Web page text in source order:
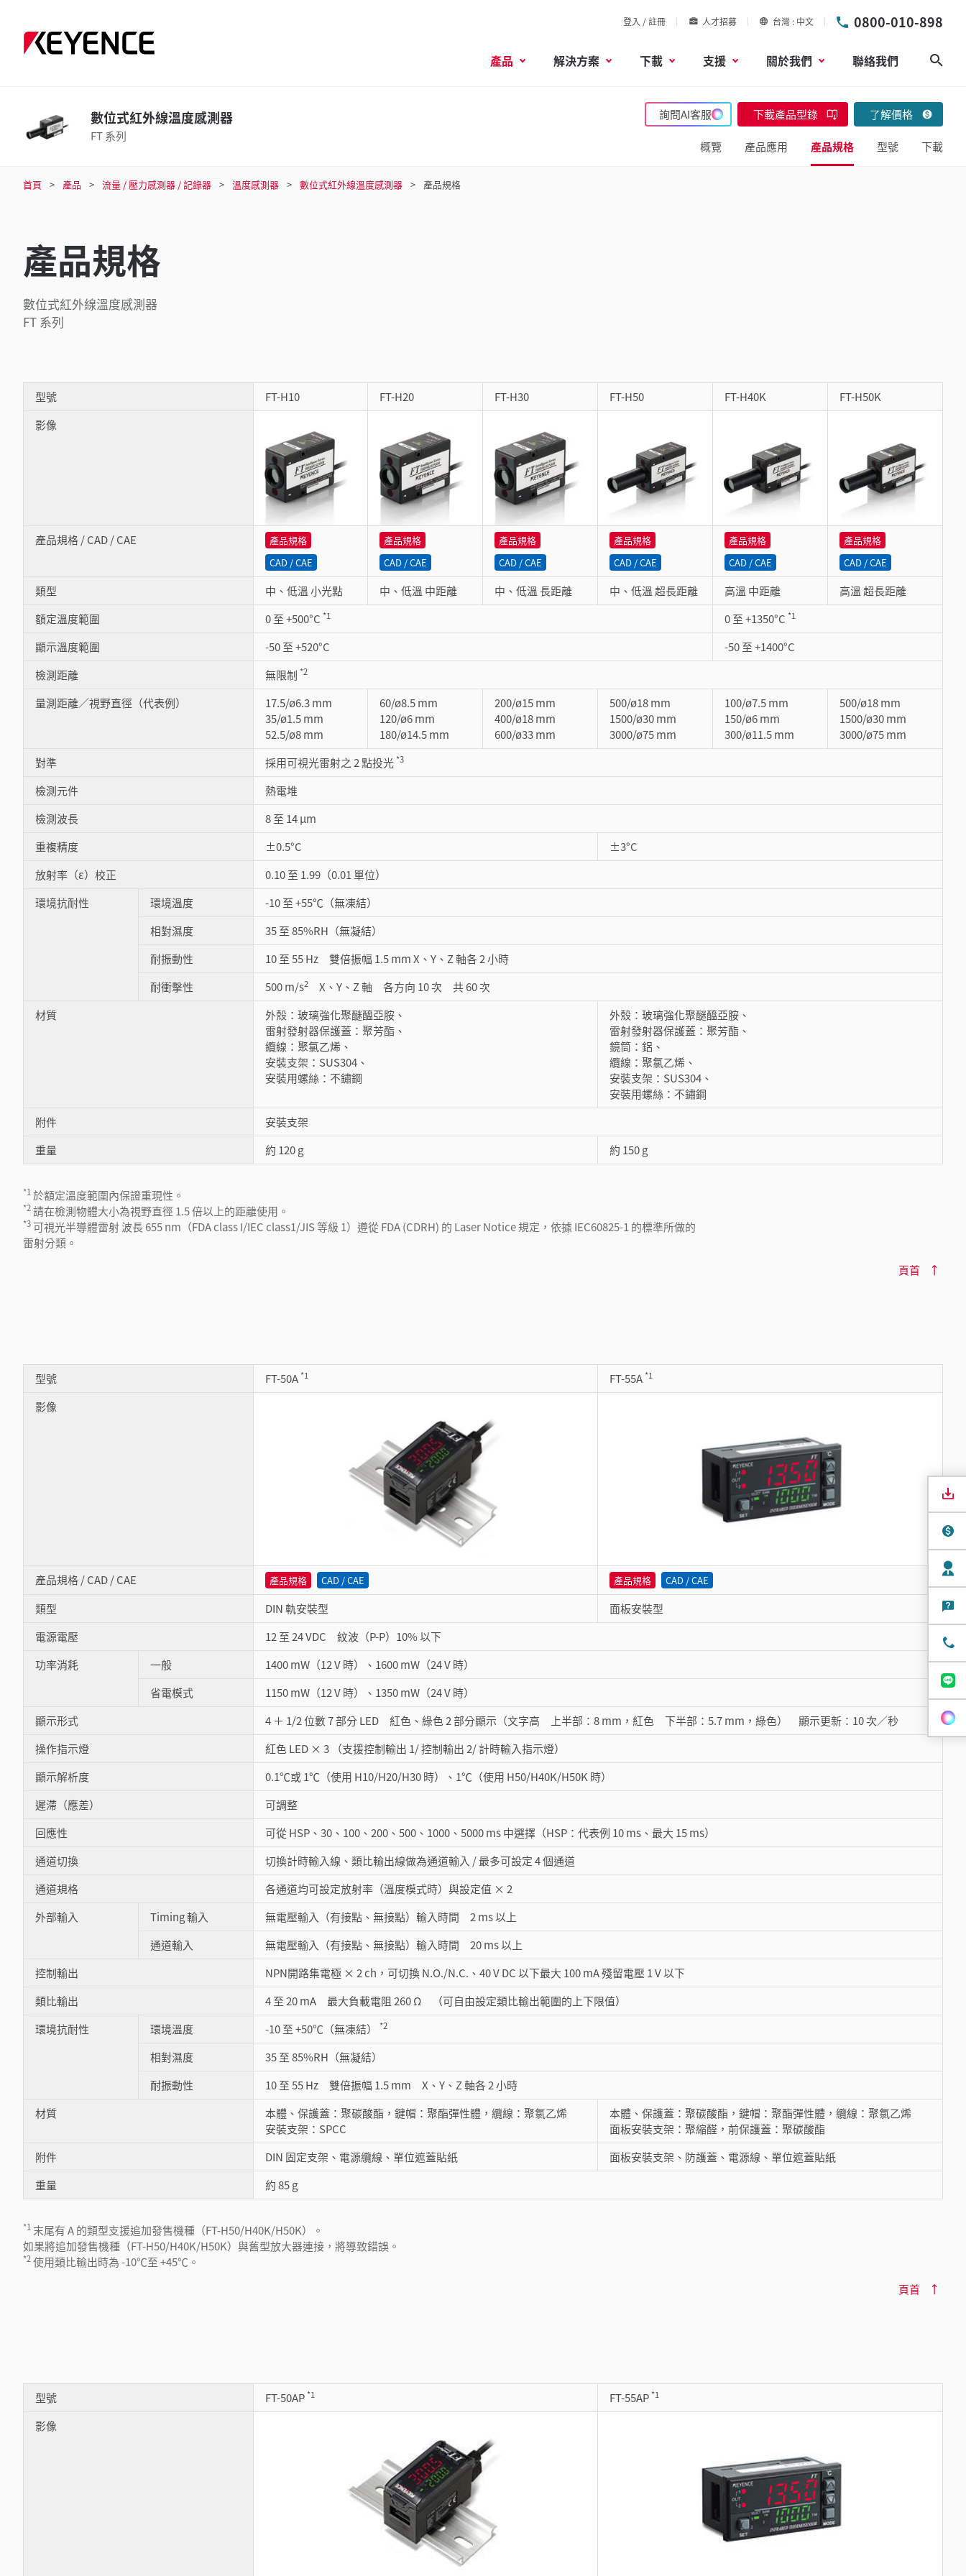
登入 / 註冊 人才招募 台灣 中文 0800-010-898
產品 解決方案 下載 支援 關於我們 聯絡我們
數位式紅外線溫度感測器
FT 系列
詢問AI客服 下載產品型錄 了解價格
概覽 產品應用 產品規格 型號 下載
首頁 產品 流量 / 壓力感測器 / 記錄器 溫度感測器 數位式紅外線溫度感測器 產品規格
產品規格
數位式紅外線溫度感測器
FT 系列
型號 FT-H10 FT-H20 FT-H30 FT-H50 FT-H40K
FT-H50K
影像
產品規格 / CAD / CAE
產品規格
CAD / CAE
產品規格
CAD / CAE
產品規格
CAD / CAE
產品規格
CAD / CAE
產品規格
CAD / CAE
產品規格
CAD / CAE
類型 中、低溫 小光點 中、低溫 中距離 中、低溫 長距離 中、低溫 超長距離 高溫 中距離
高溫 超長距離
額定溫度範圍
0 至 +500°C *1 0 至 +1350°C *1
顯示溫度範圍 -50 至 +520°C
-50 至 +1400°C
檢測距離
無限制 *2
量測距離／視野直徑（代表例）
17.5/ø6.3 mm
35/ø1.5 mm
52.5/ø8 mm
60/ø8.5 mm
120/ø6 mm
180/ø14.5 mm
200/ø15 mm
400/ø18 mm
600/ø33 mm
500/ø18 mm
1500/ø30 mm
3000/ø75 mm
100/ø7.5 mm
150/ø6 mm
300/ø11.5 mm
500/ø18 mm
1500/ø30 mm
3000/ø75 mm
對準
採用可視光雷射之 2 點投光 *3
檢測元件
熱電堆
檢測波長
8 至 14 μm
重複精度
±0.5°C
±3°C
放射率（ε）校正
0.10 至 1.99（0.01 單位）
環境抗耐性
環境溫度
-10 至 +55℃（無凍結）
相對濕度
35 至 85%RH（無凝結）
耐振動性
10 至 55 Hz 雙倍振幅 1.5 mm X、Y、Z 軸各 2 小時
耐衝擊性
500 m/s2
X、Y、Z 軸 各方向 10 次 共 60 次
材質
外殼：玻璃強化聚醚醯亞胺、
雷射發射器保護蓋：聚芳酯、
纜線：聚氯乙烯、
安裝支架：SUS304、
安裝用螺絲：不鏽鋼
外殼：玻璃強化聚醚醯亞胺、
雷射發射器保護蓋：聚芳酯、
鏡筒：鋁、
纜線：聚氯乙烯、
安裝支架：SUS304、
安裝用螺絲：不鏽鋼
附件
安裝支架
重量
約 120 g 約 150 g
*1於額定溫度範圍內保證重現性。
*2請在檢測物體大小為視野直徑 1.5 倍以上的距離使用。
*3 可視光半導體雷射 波長 655 nm（FDA class I/IEC class1/JIS 等級 1）遵從 FDA (CDRH) 的 Laser Notice 規定，依據 IEC60825-1 的標準所做的
雷射分類。
頁首
型號 FT-50A *1 FT-55A *1
影像
產品規格 / CAD / CAE 產品規格 CAD / CAE 產品規格 CAD / CAE
類型 DIN 軌安裝型
面板安裝型
電源電壓
12 至 24 VDC 紋波（P-P）10% 以下
功率消耗
一般
1400 mW（12 V 時）、1600 mW（24 V 時）
省電模式
1150 mW（12 V 時）、1350 mW（24 V 時）
顯示形式
4 ＋ 1/2 位數 7 部分 LED 紅色、綠色 2 部分顯示（文字高 上半部：8 mm，紅色 下半部：5.7 mm，綠色） 顯示更新：10 次／秒
操作指示燈
紅色 LED × 3 （支援控制輸出 1/ 控制輸出 2/ 計時輸入指示燈）
顯示解析度
0.1℃或 1℃（使用 H10/H20/H30 時）、1℃（使用 H50/H40K/H50K 時）
遲滯（應差）
可調整
回應性
可從 HSP、30、100、200、500、1000、5000 ms 中選擇（HSP：代表例 10 ms、最大 15 ms）
通道切換
切換計時輸入線、類比輸出線做為通道輸入 / 最多可設定 4 個通道
通道規格
各通道均可設定放射率（溫度模式時）與設定值 × 2
外部輸入
Timing 輸入
無電壓輸入（有接點、無接點）輸入時間 2 ms 以上
通道輸入
無電壓輸入（有接點、無接點）輸入時間 20 ms 以上
控制輸出
NPN開路集電極 × 2 ch，可切換 N.O./N.C.、40 V DC 以下最大 100 mA 殘留電壓 1 V 以下
類比輸出
4 至 20 mA 最大負載電阻 260 Ω （可自由設定類比輸出範圍的上下限值）
環境抗耐性
環境溫度 -10 至 +50℃（無凍結） *2
相對濕度
35 至 85%RH（無凝結）
耐振動性
10 至 55 Hz 雙倍振幅 1.5 mm X、Y、Z 軸各 2 小時
材質
本體、保護蓋：聚碳酸酯，鍵帽：聚酯彈性體，纜線：聚氯乙烯
安裝支架：SPCC
本體、保護蓋：聚碳酸酯，鍵帽：聚酯彈性體，纜線：聚氯乙烯
面板安裝支架：聚縮醛，前保護蓋：聚碳酸酯
附件
DIN 固定支架、電源纜線、單位遮蓋貼紙
面板安裝支架、防護蓋、電源線、單位遮蓋貼紙
重量
約 85 g
*1 末尾有 A 的類型支援追加發售機種（FT-H50/H40K/H50K）。
如果將追加發售機種（FT-H50/H40K/H50K）與舊型放大器連接，將導致錯誤。
*2使用類比輸出時為 -10℃至 +45℃。
頁首
型號 FT-50AP *1 FT-55AP *1
影像